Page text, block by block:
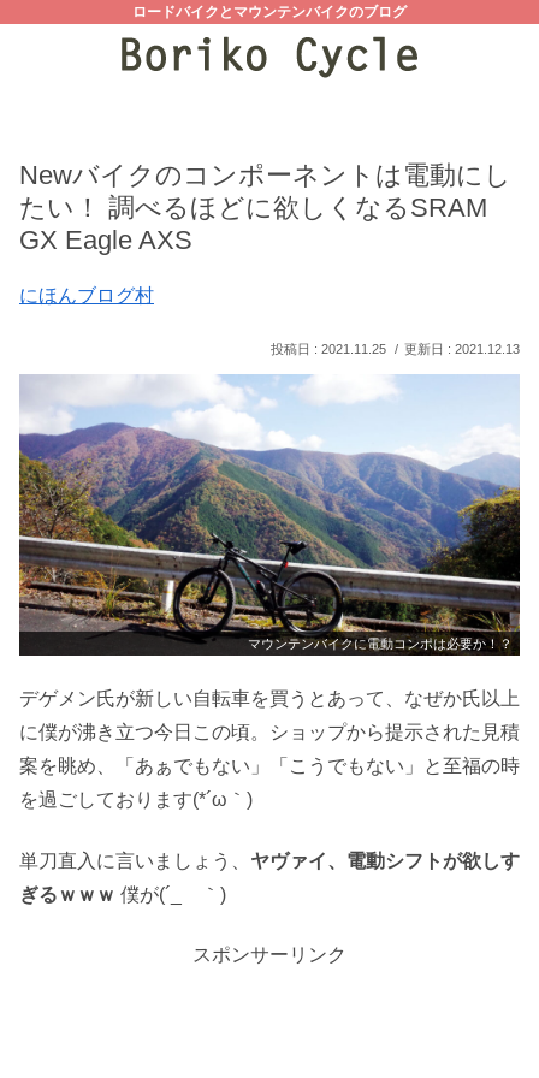
ロードバイクとマウンテンバイクのブログ
Newバイクのコンポーネントは電動にし
たい！ 調べるほどに欲しくなるSRAM
GX Eagle AXS
にほんブログ村
2021.11.25 2021.12.13
マウンテンバイクに電動コンポは必要か！？
デゲメン氏が新しい自転車を買うとあって、なぜか氏以上
に僕が沸き立つ今日この頃。ショップから提示された見積
案を眺め、「あぁでもない」「こうでもない」と至福の時
を過ごしております(*´ω｀)
単刀直入に言いましょう、 ヤヴァイ、電動シフトが欲しす
ぎるｗｗｗ 僕が(´_ゝ｀)
スポンサーリンク